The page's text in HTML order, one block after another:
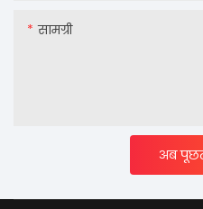
सामग्री
अब